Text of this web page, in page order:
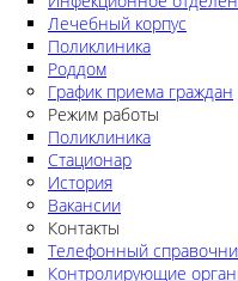
Лечебный корпус
Поликлиника
Роддом
График приема граждан
Режим работы
Поликлиника
Стационар
История
Вакансии
Контакты
Телефонный
Контролирующие